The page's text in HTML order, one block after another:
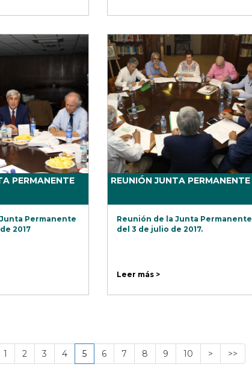
PERMANENTE
Permanente
2017
REUNIÓN JUNTA PERMANENTE
Reunión de la Junta Permanente
del 3 de julio de 2017.
Leer más >
1 2 3 4 5 6 7 8 9 10 > >>